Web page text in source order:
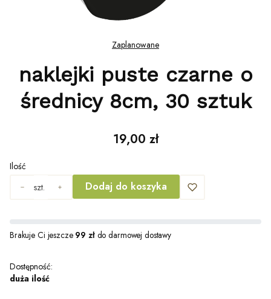
Zaplanowane
naklejki puste czarne o
średnicy 8cm, 30 sztuk
Cena
19,00 zł
Ilość
szt.
Dodaj do koszyka
Brakuje Ci jeszcze 99 złdo darmowej dostawy
Dostępność:
duża ilość